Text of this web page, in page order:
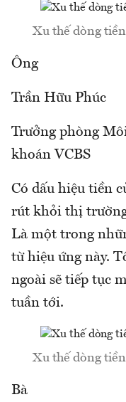
Xu thế dòng
Ông
Trần Hữu Phúc
Trưởng phòng
khoán VCBS
Có dấu hiệu tiền
rút khỏi thị
Là một trong
từ hiệu ứng này.
ngoài sẽ tiếp tục
tuần tới.
Xu thế dòng
Bà